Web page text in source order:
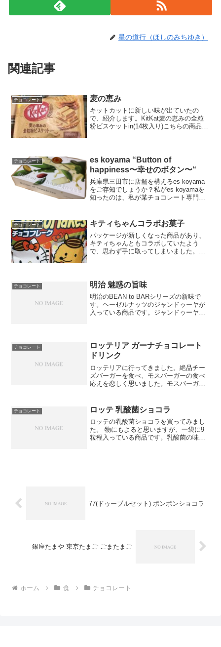
星の道行（ほしのみちゆき）
関連記事
チョコレート 麦の恵み
キットカットに新しい味が出ていたの
で、紹介します。KitKat麦の恵みの全粒
粉ビスケットin(14枚入り)こちらの商品
に驚きました。...
チョコレート
es koyama “Button of
happiness〜幸せのボタン〜“
兵庫県三田市に店舗を構えるes koyama
をご存知でしょうか？私がes koyamaを
知ったのは、私が某チョコレート専門店
まれているなという認識でした。実際に
食べてみ...
チョコレート キティちゃんコラボお菓子
パッケージが新しくなった商品があり、
キティちゃんともコラボしていたよう
で、思わず手に取ってしまいました。チ
く見かけました。しかし、...
チョコレート 明治 魅惑の旨味
明治のBEAN to BARシリーズの新味で
す。ヘーゼルナッツのジャンドゥーヤが
入っている商品です。ジャンドゥーヤ
BEAN to BAR...
チョコレート
ロッテリア ガーナチョコレート
ドリンク
ロッテリアに行ってきました。絶品チー
ズバーガーを食べ、モスバーガーの食べ
応えを恋しく思いました。モスバーガー
チーズバーガーと思われるチーズの濃さ
なんですよね。たこ焼き風...
チョコレート ロッテ 乳酸菌ショコラ
ロッテの乳酸菌ショコラを買ってみまし
た。 物にもよると思いますが、一袋に9
粒程入っている商品です。乳酸菌の味は
77(ドゥーブルセット) ボンボンショコラ
銀座たまや 東京たまご ごまたまご
ホーム 食 チョコレート